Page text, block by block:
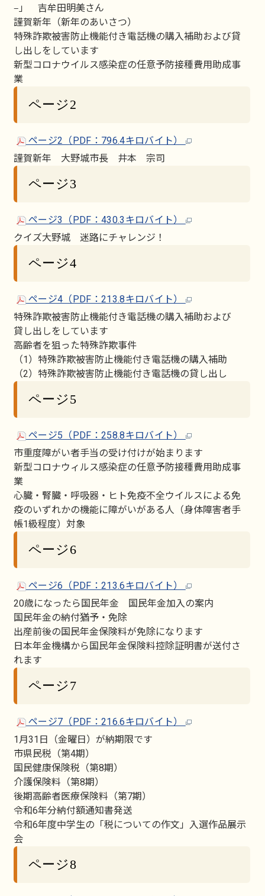
‒」 吉牟田明美さん
謹賀新年（新年のあいさつ）
特殊詐欺被害防止機能付き電話機の購入補助および貸
し出しをしています
新型コロナウイルス感染症の任意予防接種費用助成事
業
ページ2
ページ2（PDF：796.4キロバイト）
謹賀新年 大野城市長 井本 宗司
ページ3
ページ3（PDF：430.3キロバイト）
クイズ大野城 迷路にチャレンジ！
ページ4
ページ4（PDF：213.8キロバイト）
特殊詐欺被害防止機能付き電話機の購入補助および
貸し出しをしています
高齢者を狙った特殊詐欺事件
（1）特殊詐欺被害防止機能付き電話機の購入補助
（2）特殊詐欺被害防止機能付き電話機の貸し出し
ページ5
ページ5（PDF：258.8キロバイト）
市重度障がい者手当の受け付けが始まります
新型コロナウィルス感染症の任意予防接種費用助成事
業
心臓・腎臓・呼吸器・ヒト免疫不全ウイルスによる免
疫のいずれかの機能に障がいがある人（身体障害者手
帳1級程度）対象
ページ6
ページ6（PDF：213.6キロバイト）
20歳になったら国民年金 国民年金加入の案内
国民年金の納付猶予・免除
出産前後の国民年金保険料が免除になります
日本年金機構から国民年金保険料控除証明書が送付さ
れます
ページ7
ページ7（PDF：216.6キロバイト）
1月31日（金曜日）が納期限です
市県民税（第4期）
国民健康保険税（第8期）
介護保険料（第8期）
後期高齢者医療保険料（第7期）
令和6年分納付額通知書発送
令和6年度中学生の「税についての作文」入選作品展示
会
ページ8